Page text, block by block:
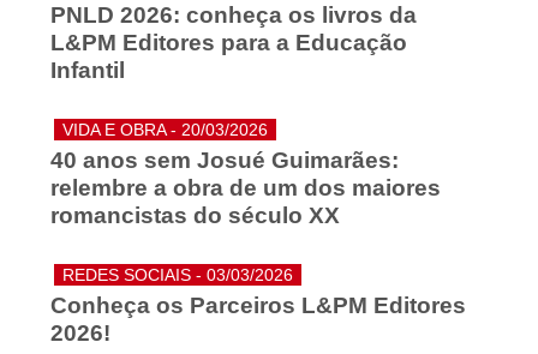
PNLD 2026: conheça os livros da
L&PM Editores para a Educação
Infantil
VIDA E OBRA - 20/03/2026
40 anos sem Josué Guimarães:
relembre a obra de um dos maiores
romancistas do século XX
REDES SOCIAIS - 03/03/2026
Conheça os Parceiros L&PM Editores
2026!